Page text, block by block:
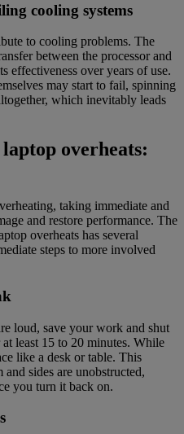
cooling systems
to cooling problems. The
between the processor and
effectiveness over years of use.
may start to fail, spinning
which inevitably leads
overheats:
taking immediate and
and restore performance. The
overheats has several
steps to more involved
loud, save your work and shut
least 15 to 20 minutes. While
like a desk or table. This
sides are unobstructed,
you turn it back on.